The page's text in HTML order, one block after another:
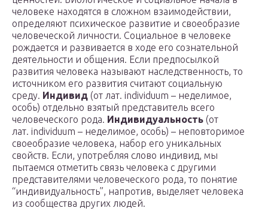
человеке находятся в сложном взаимодействии,
определяют психическое развитие и своеобразие
человеческой личности. Социальное в человеке
рождается и развивается в ходе его сознательной
деятельности и общения. Если предпосылкой
развития человека называют наследственность, то
источником его развития считают социальную
среду. Индивид (от лат. individuum – неделимое,
особь) отдельно взятый представитель всего
человеческого рода. Индивидуальность (от
лат. individuum – неделимое, особь) – неповторимое
своеобразие человека, набор его уникальных
свойств. Если, употребляя слово индивид, мы
пытаемся отметить связь человека с другими
представителями человеческого рода, то понятие
“индивидуальность”, напротив, выделяет человека
из сообщества других людей.